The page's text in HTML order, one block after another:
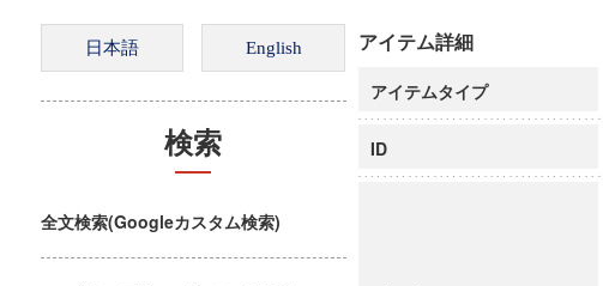
検索
全文検索(Googleカスタム検索)
アイテム詳細
アイテムタイプ
ID